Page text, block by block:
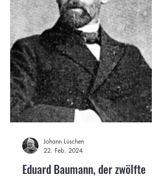
Eduard Baumann, der zwölfte
Johann Lüschen
22. Feb. 2024